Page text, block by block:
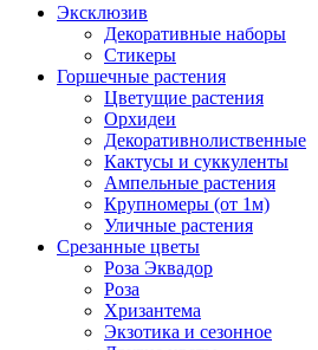
Эксклюзив
Декоративные наборы
Стикеры
Горшечные растения
Цветущие растения
Орхидеи
Декоративнолиственные
Кактусы и суккуленты
Ампельные растения
Крупномеры (от 1м)
Уличные растения
Срезанные цветы
Роза Эквадор
Роза
Хризантема
Экзотика и сезонное